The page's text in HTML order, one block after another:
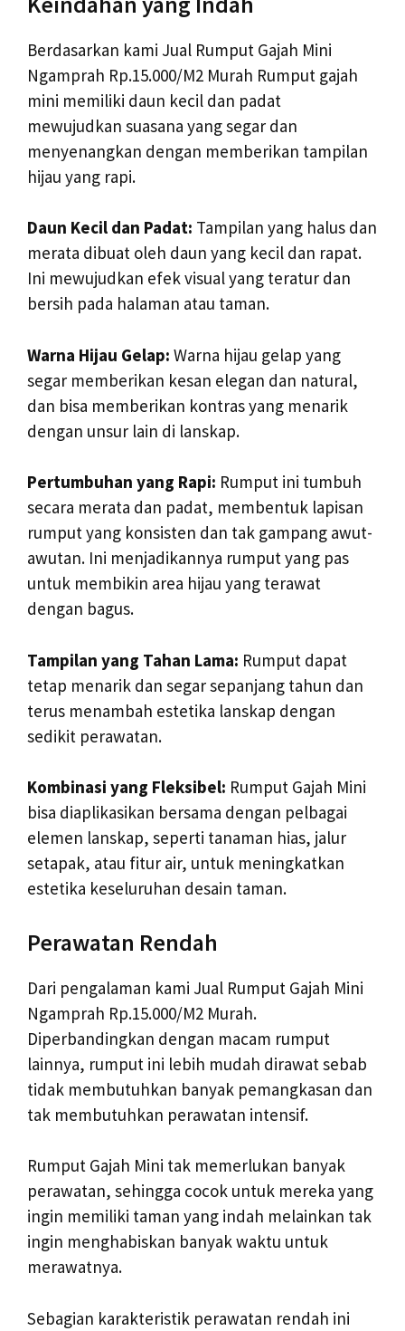
Berdasarkan kami Jual Rumput Gajah Mini
Ngamprah Rp.15.000/M2 Murah Rumput gajah
mini memiliki daun kecil dan padat
mewujudkan suasana yang segar dan
menyenangkan dengan memberikan tampilan
hijau yang rapi.
Daun Kecil dan Padat: Tampilan yang halus dan
merata dibuat oleh daun yang kecil dan rapat.
Ini mewujudkan efek visual yang teratur dan
bersih pada halaman atau taman.
Warna Hijau Gelap: Warna hijau gelap yang
segar memberikan kesan elegan dan natural,
dan bisa memberikan kontras yang menarik
dengan unsur lain di lanskap.
Pertumbuhan yang Rapi: Rumput ini tumbuh
secara merata dan padat, membentuk lapisan
rumput yang konsisten dan tak gampang awut-
awutan. Ini menjadikannya rumput yang pas
untuk membikin area hijau yang terawat
dengan bagus.
Tampilan yang Tahan Lama: Rumput dapat
tetap menarik dan segar sepanjang tahun dan
terus menambah estetika lanskap dengan
sedikit perawatan.
Kombinasi yang Fleksibel: Rumput Gajah Mini
bisa diaplikasikan bersama dengan pelbagai
elemen lanskap, seperti tanaman hias, jalur
setapak, atau fitur air, untuk meningkatkan
estetika keseluruhan desain taman.
Perawatan Rendah
Dari pengalaman kami Jual Rumput Gajah Mini
Ngamprah Rp.15.000/M2 Murah.
Diperbandingkan dengan macam rumput
lainnya, rumput ini lebih mudah dirawat sebab
tidak membutuhkan banyak pemangkasan dan
tak membutuhkan perawatan intensif.
Rumput Gajah Mini tak memerlukan banyak
perawatan, sehingga cocok untuk mereka yang
ingin memiliki taman yang indah melainkan tak
ingin menghabiskan banyak waktu untuk
merawatnya.
Sebagian karakteristik perawatan rendah ini